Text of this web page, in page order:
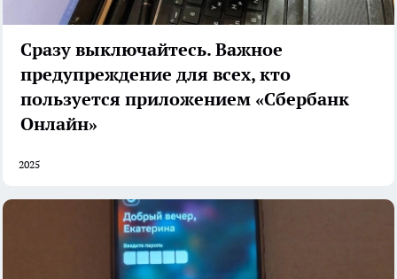
Сразу выключайтесь. Важное
предупреждение для всех, кто
пользуется приложением «Сбербанк
Онлайн»
2025